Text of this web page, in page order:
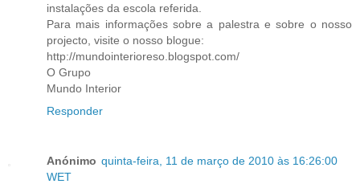
instalações da escola referida.
Para mais informações sobre a palestra e sobre o nosso
projecto, visite o nosso blogue:
http://mundointerioreso.blogspot.com/
O Grupo
Mundo Interior
Responder
Anónimo quinta-feira, 11 de março de 2010 às 16:26:00
WET